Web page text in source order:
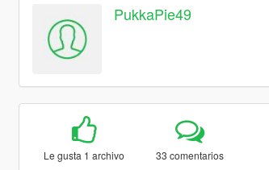
PukkaPie49
Le gusta 1 archivo 33 comentarios